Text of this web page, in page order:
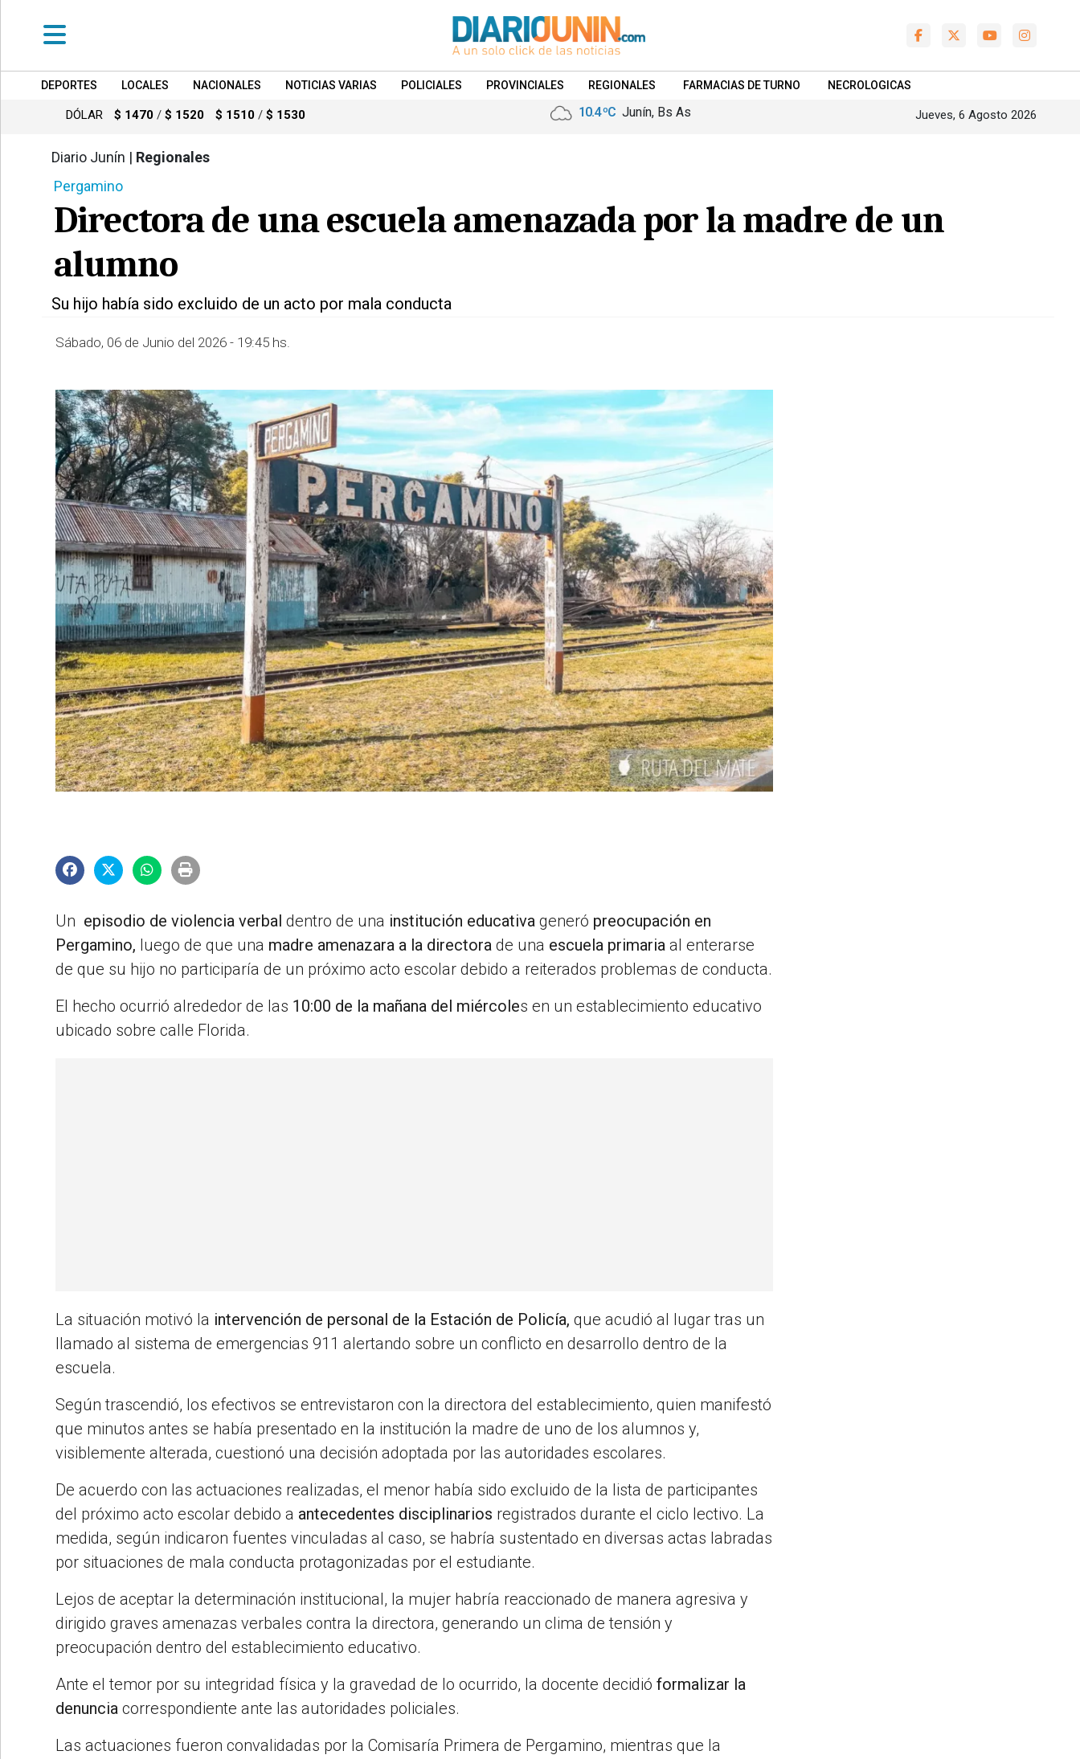
DEPORTES
LOCALES
POLICIALES
REGIONALES
ESPECTÁCULOS
INTERNACIONALES
• SUPLEMENTOS
• SERVICIOS
• RADIOS EN VIVO
DEPORTES LOCALES NACIONALES NOTICIAS VARIAS POLICIALES PROVINCIALES REGIONALES FARMACIAS DE TURNO NECROLOGICAS
DÓLAR $ 1470 / $ 1520 $ 1510 / $ 1530 10.4 ºC Junín, Bs As Jueves, 6 Agosto 2026
Diario Junín | Regionales
Pergamino
Directora de una escuela amenazada por la madre de un
alumno
Su hijo había sido excluido de un acto por mala conducta
Sábado, 06 de Junio del 2026 - 19:45 hs.
Un episodio de violencia verbal dentro de una institución educativa generó preocupación en
Pergamino, luego de que una madre amenazara a la directora de una escuela primaria al enterarse
de que su hijo no participaría de un próximo acto escolar debido a reiterados problemas de conducta.
El hecho ocurrió alrededor de las 10:00 de la mañana del miércoles en un establecimiento educativo
ubicado sobre calle Florida.
La situación motivó la intervención de personal de la Estación de Policía, que acudió al lugar tras un
llamado al sistema de emergencias 911 alertando sobre un conflicto en desarrollo dentro de la
escuela.
Según trascendió, los efectivos se entrevistaron con la directora del establecimiento, quien manifestó
que minutos antes se había presentado en la institución la madre de uno de los alumnos y,
visiblemente alterada, cuestionó una decisión adoptada por las autoridades escolares.
De acuerdo con las actuaciones realizadas, el menor había sido excluido de la lista de participantes
del próximo acto escolar debido a antecedentes disciplinarios registrados durante el ciclo lectivo. La
medida, según indicaron fuentes vinculadas al caso, se habría sustentado en diversas actas labradas
por situaciones de mala conducta protagonizadas por el estudiante.
Lejos de aceptar la determinación institucional, la mujer habría reaccionado de manera agresiva y
dirigido graves amenazas verbales contra la directora, generando un clima de tensión y
preocupación dentro del establecimiento educativo.
Ante el temor por su integridad física y la gravedad de lo ocurrido, la docente decidió formalizar la
denuncia correspondiente ante las autoridades policiales.
Las actuaciones fueron convalidadas por la Comisaría Primera de Pergamino, mientras que la